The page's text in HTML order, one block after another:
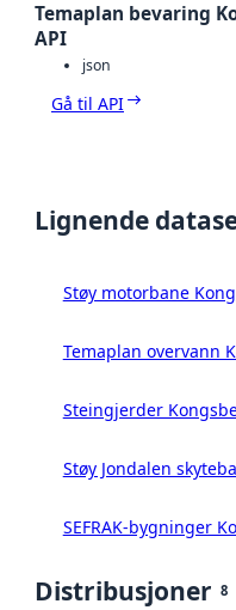
Temaplan bevaring
API
json
Gå til API
Lignende
Støy motorbane
Temaplan overvann
Steingjerder
Støy Jondalen
SEFRAK-bygninger
Distribusjoner 8